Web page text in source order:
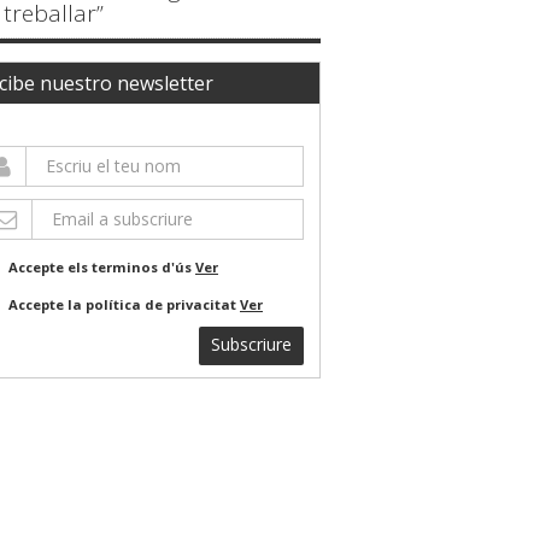
treballar”
nuestro newsletter
Accepte els terminos d'ús Ver
Accepte la política de privacitat Ver
Subscriure